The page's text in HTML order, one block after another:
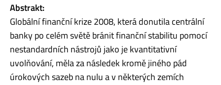
Abstrakt:
Globální finanční krize 2008, která donutila centrální
banky po celém světě bránit finanční stabilitu pomocí
nestandardních nástrojů jako je kvantitativní
uvolňování, měla za následek kromě jiného pád
úrokových sazeb na nulu a v některých zemích